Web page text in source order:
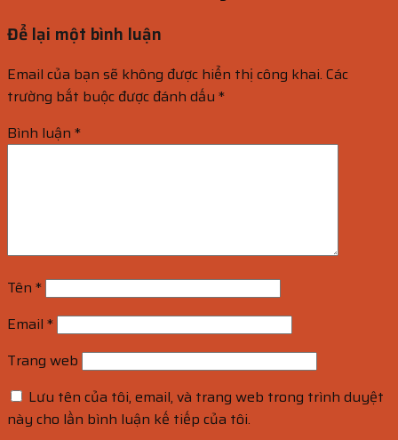
Để lại một bình luận
Email của bạn sẽ không được hiển thị công khai. Các
trường bắt buộc được đánh dấu *
Bình luận *
Tên *
Email *
Trang web
Lưu tên của tôi, email, và trang web trong trình duyệt
này cho lần bình luận kế tiếp của tôi.